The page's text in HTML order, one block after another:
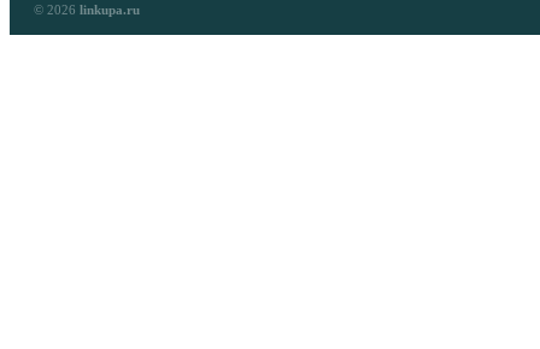
© 2026 linkupa.ru